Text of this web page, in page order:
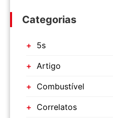
Categorias
5s
Artigo
Combustível
Correlatos